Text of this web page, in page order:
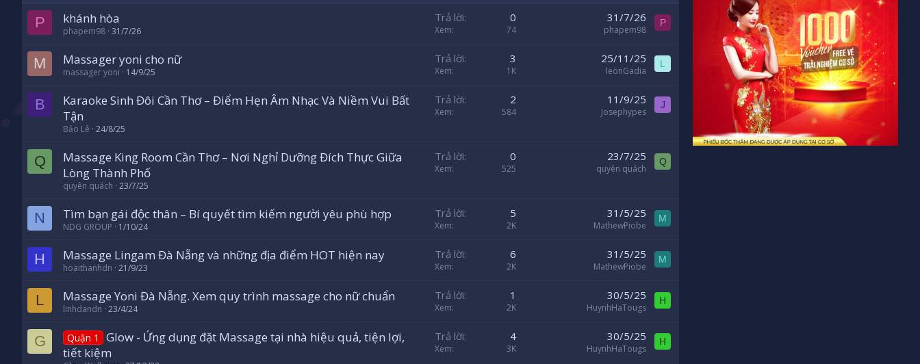
P khánh hòa
phapem98 31/7/26
Trả lời 0
Xem 74
31/7/26
phapem98
P
M Massager yoni cho nữ
massager yoni 14/9/25
Trả lời 3
Xem 1K
25/11/25
leonGadia
L
B
Karaoke Sinh Đôi Cần Thơ – Điểm Hẹn Âm Nhạc Và Niềm Vui Bất
Tận
Bảo Lê 24/8/25
Trả lời 2
Xem 584
11/9/25
Josephypes
J
Q
Massage King Room Cần Thơ – Nơi Nghỉ Dưỡng Đích Thực Giữa
Lòng Thành Phố
quyên quách 23/7/25
Trả lời 0
Xem 525
23/7/25
quyên quách
Q
N Tìm bạn gái độc thân – Bí quyết tìm kiếm người yêu phù hợp
NDG GROUP 1/10/24
Trả lời 5
Xem 2K
31/5/25
MathewPiobe
M
H Massage Lingam Đà Nẵng và những địa điểm HOT hiện nay
hoaithanhdn 21/9/23
Trả lời 6
Xem 2K
31/5/25
MathewPiobe
M
L Massage Yoni Đà Nẵng. Xem quy trình massage cho nữ chuẩn
linhdandn 23/4/24
Trả lời 1
Xem 2K
30/5/25
HuynhHaTougs
H
G Quận 1
Glow - Ứng dụng đặt Massage tại nhà hiệu quả, tiện lợi,
tiết kiệm
Trả lời 4
Xem 3K
30/5/25
HuynhHaTougs
H